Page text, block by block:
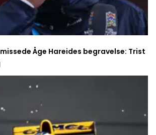
Åge Hareides begravelse: Trist